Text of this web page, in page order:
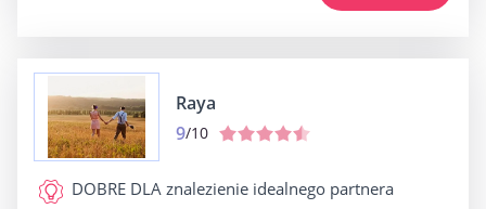
Raya
9/10
DOBRE DLA znalezienie idealnego partnera